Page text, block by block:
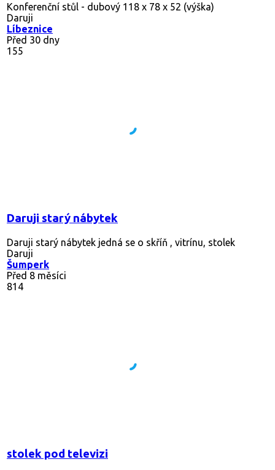
Konferenční stůl - dubový 118 x 78 x 52 (výška)
Daruji
Líbeznice
Před 30 dny
155
Daruji starý nábytek
Daruji starý nábytek jedná se o skříň , vitrínu, stolek
Daruji
Šumperk
Před 8 měsíci
814
stolek pod televizi